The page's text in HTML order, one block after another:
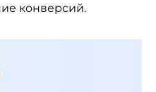
конверсий.